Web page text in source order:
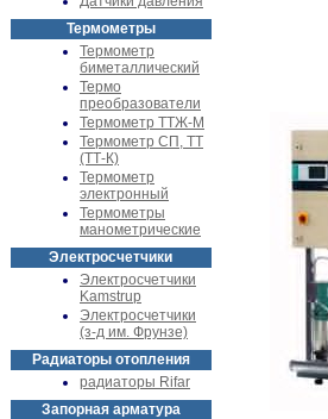
Термометры
Термометр
биметаллический
Термо
преобразователи
Термометр ТТЖ-М
Термометр СП, ТТ
(ТТ-К)
Термометр
электронный
Термометры
манометрические
Электросчетчики
Электросчетчики
Kamstrup
Электросчетчики
(з-д им. Фрунзе)
Радиаторы отопления
радиаторы Rifar
Запорная арматура